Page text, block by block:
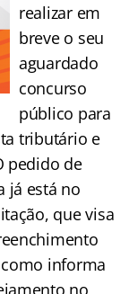
realizar em
breve o seu
aguardado
concurso
público para
tributário e
pedido de
já está no
que visa
informa
no